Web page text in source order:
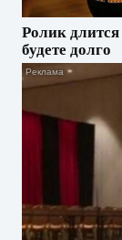
Ролик
будете долго